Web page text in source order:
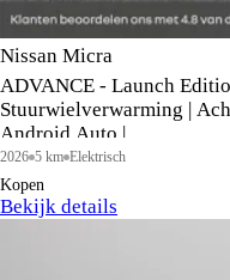
Nissan Micra
ADVANCE - Launch
Stuurwielverwarming |
Android Auto |
2026 5 km Elektrisch
Kopen
Bekijk details